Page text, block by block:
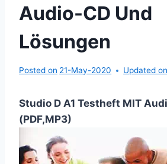
Audio-CD Und
Lösungen
Posted on 21-May-2020 Updated on
Studio D A1 Testheft MIT
(PDF,MP3)